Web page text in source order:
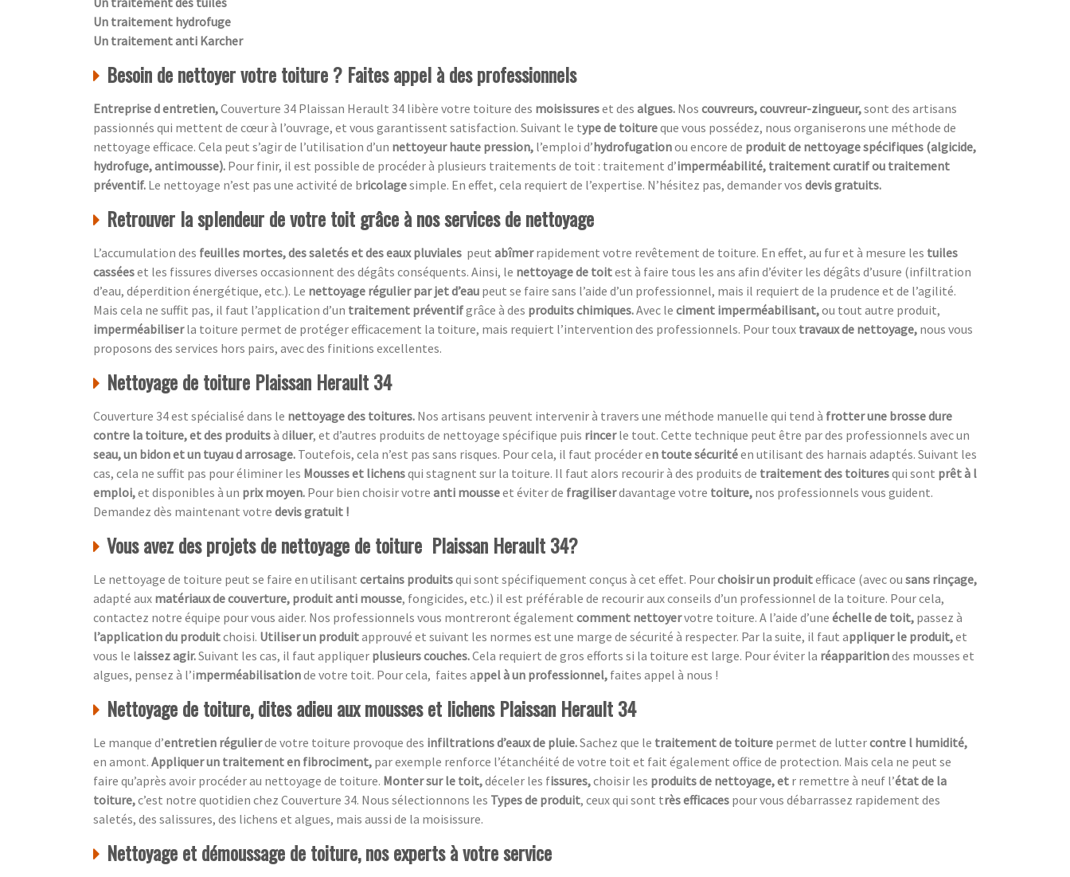
Un traitement hydrofuge
Un traitement anti Karcher
Besoin de nettoyer votre toiture ? Faites appel à des professionnels
Entreprise d entretien,Couverture 34 Plaissan Herault 34 libère votre toiture des moisissureset des algues. Nos couvreurs, couvreur-zingueur,sont des artisans
passionnés qui mettent de cœur à l’ouvrage, et vous garantissent satisfaction. Suivant le type de toitureque vous possédez, nous organiserons une méthode de
nettoyage efficace. Cela peut s’agir de l’utilisation d’un nettoyeur haute pression, l’emploi d’hydrofugationou encore de produit de nettoyage spécifiques (algicide,
hydrofuge, antimousse). Pour finir, il est possible de procéder à plusieurs traitements de toit : traitement d’imperméabilité, traitement curatif ou traitement
préventif. Le nettoyage n’est pas une activité de bricolagesimple. En effet, cela requiert de l’expertise. N’hésitez pas, demander vos devis gratuits.
Retrouver la splendeur de votre toit grâce à nos services de nettoyage
L’accumulation des feuilles mortes, des saletés et des eaux pluviales peut abîmerrapidement votre revêtement de toiture. En effet, au fur et à mesure les tuiles
casséeset les fissures diverses occasionnent des dégâts conséquents. Ainsi, le nettoyage de toitest à faire tous les ans afin d’éviter les dégâts d’usure (infiltration
d’eau, déperdition énergétique, etc.). Le nettoyage régulier par jet d’eau peut se faire sans l’aide d’un professionnel, mais il requiert de la prudence et de l’agilité.
Mais cela ne suffit pas, il faut l’application d’un traitement préventifgrâce à des produits chimiques.Avec le ciment imperméabilisant,ou tout autre produit,
imperméabiliserla toiture permet de protéger efficacement la toiture, mais requiert l’intervention des professionnels. Pour toux travaux de nettoyage, nous vous
proposons des services hors pairs, avec des finitions excellentes.
Nettoyage de toiture Plaissan Herault 34
Couverture 34 est spécialisé dans le nettoyage des toitures. Nos artisans peuvent intervenir à travers une méthode manuelle qui tend à frotter une brosse dure
contre la toiture, et des produitsà diluer, et d’autres produits de nettoyage spécifique puis rincerle tout. Cette technique peut être par des professionnels avec un
seau, un bidon et un tuyau d arrosage. Toutefois, cela n’est pas sans risques. Pour cela, il faut procéder en toute sécuritéen utilisant des harnais adaptés. Suivant les
cas, cela ne suffit pas pour éliminer les Mousses et lichensqui stagnent sur la toiture. Il faut alors recourir à des produits de traitement des toituresqui sont prêt à l
emploi,et disponibles à un prix moyen. Pour bien choisir votre anti mousseet éviter de fragiliserdavantage votre toiture, nos professionnels vous guident.
Demandez dès maintenant votre devis gratuit !
Vous avez des projets de nettoyage de toiture Plaissan Herault 34?
Le nettoyage de toiture peut se faire en utilisant certains produitsqui sont spécifiquement conçus à cet effet. Pourchoisir un produitefficace (avec ou sans rinçage,
adapté aux matériaux de couverture, produit anti mousse, fongicides, etc.) il est préférable de recourir aux conseils d’un professionnel de la toiture. Pour cela,
contactez notre équipe pour vous aider. Nos professionnels vous montreront également comment nettoyervotre toiture. A l’aide d’une échelle de toit, passez à
l’application du produitchoisi. Utiliser un produitapprouvé et suivant les normes est une marge de sécurité à respecter. Par la suite, il faut appliquer le produit,et
vous le laissez agir.Suivant les cas, il faut appliquer plusieurs couches.Cela requiert de gros efforts si la toiture est large. Pour éviter la réapparitiondes mousses et
algues, pensez à l’imperméabilisationde votre toit. Pour cela, faites appel à un professionnel, faites appel à nous !
Nettoyage de toiture, dites adieu aux mousses et lichens Plaissan Herault 34
Le manque d’entretien régulierde votre toiture provoque des infiltrations d’eaux de pluie.Sachez que le traitement de toiture permet de luttercontre l humidité,
en amont. Appliquer un traitement en fibrociment, par exemple renforce l’étanchéité de votre toit et fait également office de protection. Mais cela ne peut se
faire qu’après avoir procéder au nettoyage de toiture. Monter sur le toit,déceler les fissures,choisir les produits de nettoyage, et r remettre à neuf l’état de la
toiture,c’est notre quotidien chez Couverture 34. Nous sélectionnons les Types de produit, ceux qui sont très efficaces pour vous débarrassez rapidement des
saletés, des salissures, des lichens et algues, mais aussi de la moisissure.
Nettoyage et démoussage de toiture, nos experts à votre service